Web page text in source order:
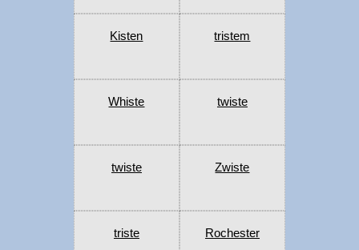
Kisten tristem
Whiste twiste
twiste Zwiste
triste Rochester